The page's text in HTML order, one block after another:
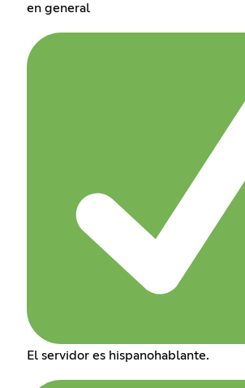
en general
El servidor es hispanohablante.